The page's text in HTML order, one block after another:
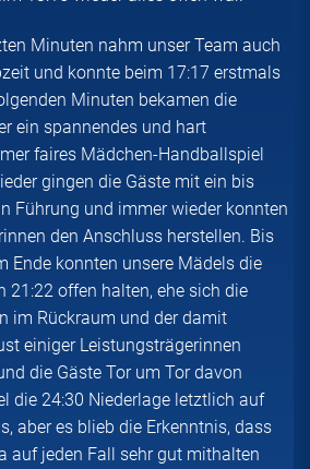
Minuten nahm unser Team auch
und konnte beim 17:17 erstmals
Minuten bekamen die
ein spannendes und hart
faires Mädchen-Handballspiel
gingen die Gäste mit ein bis
Führung und immer wieder konnten
den Anschluss herstellen. Bis
Ende konnten unsere Mädels die
21:22 offen halten, ehe sich die
im Rückraum und der damit
einiger Leistungsträgerinnen
die Gäste Tor um Tor davon
die 24:30 Niederlage letztlich auf
aber es blieb die Erkenntnis, dass
auf jeden Fall sehr gut mithalten